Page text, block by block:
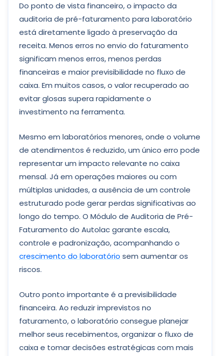
Do ponto de vista financeiro, o impacto da
auditoria de pré-faturamento para laboratório
está diretamente ligado à preservação da
receita. Menos erros no envio do faturamento
significam menos erros, menos perdas
financeiras e maior previsibilidade no fluxo de
caixa. Em muitos casos, o valor recuperado ao
evitar glosas supera rapidamente o
investimento na ferramenta.
Mesmo em laboratórios menores, onde o volume
de atendimentos é reduzido, um único erro pode
representar um impacto relevante no caixa
mensal. Já em operações maiores ou com
múltiplas unidades, a ausência de um controle
estruturado pode gerar perdas significativas ao
longo do tempo. O Módulo de Auditoria de Pré-
Faturamento do Autolac garante escala,
controle e padronização, acompanhando o
crescimento do laboratório sem aumentar os
riscos.
Outro ponto importante é a previsibilidade
financeira. Ao reduzir imprevistos no
faturamento, o laboratório consegue planejar
melhor seus recebimentos, organizar o fluxo de
caixa e tomar decisões estratégicas com mais